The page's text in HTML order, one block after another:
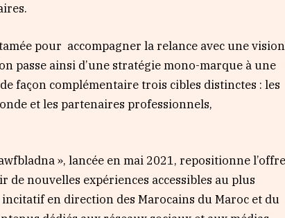
pour accompagner la relance avec une vision
passe ainsi d’une stratégie mono-marque à une
façon complémentaire trois cibles distinctes : les
et les partenaires professionnels,
», lancée en mai 2021, repositionne
nouvelles expériences accessibles au plus
en direction des Marocains du Maroc et du